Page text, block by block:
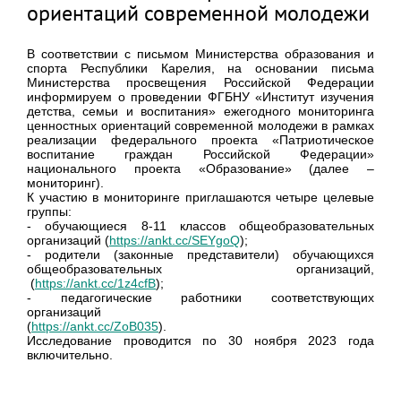
ориентаций современной молодежи
В соответствии с письмом Министерства образования и
спорта Республики Карелия, на основании письма
Министерства просвещения Российской Федерации
информируем о проведении ФГБНУ «Институт изучения
детства, семьи и воспитания» ежегодного мониторинга
ценностных ориентаций современной молодежи в рамках
реализации федерального проекта «Патриотическое
воспитание граждан Российской Федерации»
национального проекта «Образование» (далее –
мониторинг).
К участию в мониторинге приглашаются четыре целевые
группы:
- обучающиеся 8-11 классов общеобразовательных
организаций (https://ankt.cc/SEYgoQ);
- родители (законные представители) обучающихся
общеобразовательных организаций,
(https://ankt.cc/1z4cfB);
- педагогические работники соответствующих
организаций
(https://ankt.cc/ZoB035).
Исследование проводится по 30 ноября 2023 года
включительно.